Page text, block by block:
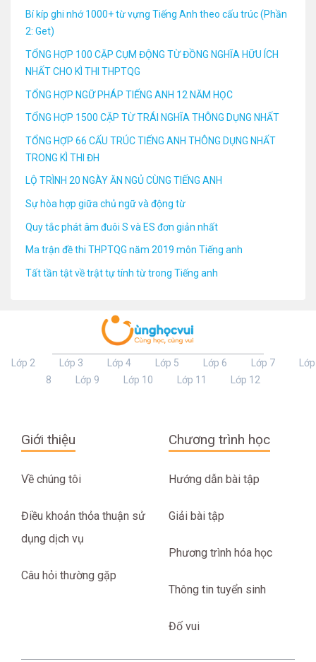
Bí kíp ghi nhớ 1000+ từ vựng Tiếng Anh theo cấu trúc (Phần
2: Get)
TỔNG HỢP 100 CẶP CỤM ĐỘNG TỪ ĐỒNG NGHĨA HỮU ÍCH
NHẤT CHO KÌ THI THPTQG
TỔNG HỢP NGỮ PHÁP TIẾNG ANH 12 NĂM HỌC
TỔNG HỢP 1500 CẶP TỪ TRÁI NGHĨA THÔNG DỤNG NHẤT
TỔNG HỢP 66 CẤU TRÚC TIẾNG ANH THÔNG DỤNG NHẤT
TRONG KÌ THI ĐH
LỘ TRÌNH 20 NGÀY ĂN NGỦ CÙNG TIẾNG ANH
Sự hòa hợp giữa chủ ngữ và động từ
Quy tắc phát âm đuôi S và ES đơn giản nhất
Ma trận đề thi THPTQG năm 2019 môn Tiếng anh
Tất tần tật về trật tự tính từ trong Tiếng anh
Lớp 2 Lớp 3 Lớp 4 Lớp 5 Lớp 6 Lớp 7
Lớp
8
Lớp 9 Lớp 10 Lớp 11 Lớp 12
Giới thiệu
Về chúng tôi
Điều khoản thỏa thuận sử
dụng dịch vụ
Câu hỏi thường gặp
Chương trình học
Hướng dẫn bài tập
Giải bài tập
Phương trình hóa học
Thông tin tuyển sinh
Đố vui